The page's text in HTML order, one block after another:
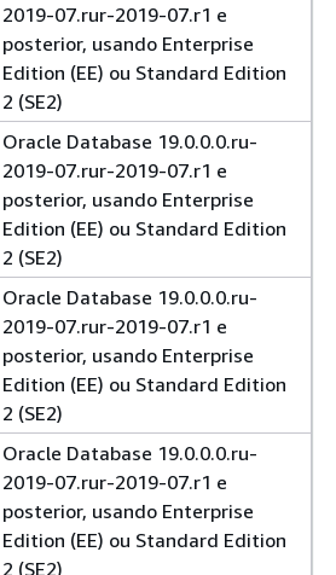
2019-07.rur-2019-07.r1 e
posterior, usando Enterprise
Edition (EE) ou Standard Edition
2 (SE2)
Oracle Database 19.0.0.0.ru-
2019-07.rur-2019-07.r1 e
posterior, usando Enterprise
Edition (EE) ou Standard Edition
2 (SE2)
Oracle Database 19.0.0.0.ru-
2019-07.rur-2019-07.r1 e
posterior, usando Enterprise
Edition (EE) ou Standard Edition
2 (SE2)
Oracle Database 19.0.0.0.ru-
2019-07.rur-2019-07.r1 e
posterior, usando Enterprise
Edition (EE) ou Standard Edition
2 (SE2)